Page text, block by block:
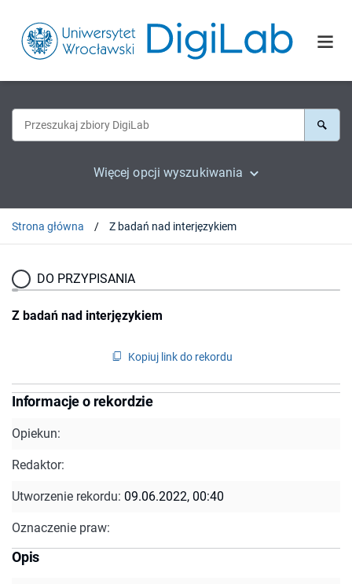
Więcej opcji wyszukiwania
Strona główna Z badań nad interjęzykiem
DO PRZYPISANIA
Z badań nad interjęzykiem
Kopiuj link do rekordu
Informacje o rekordzie
Opiekun:
Redaktor:
Utworzenie rekordu: 09.06.2022, 00:40
Oznaczenie praw:
Opis